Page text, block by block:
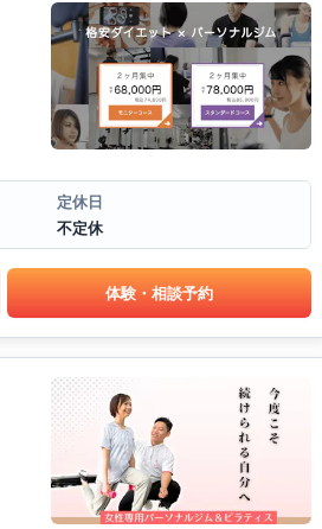
定休日
不定休
体験・相談予約